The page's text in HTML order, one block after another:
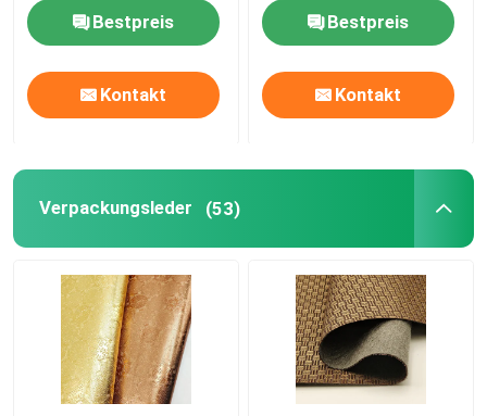
Bestpreis
Kontakt
Bestpreis
Kontakt
Verpackungsleder (53)